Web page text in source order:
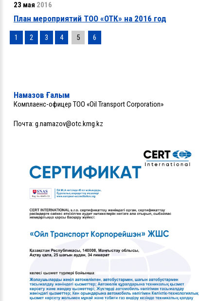
23 мая 2016
План мероприятий ТОО «ОТК» на 2016 год
1 2 3 4 5 6
Намазов Ғалым
Комплаенс-офицер ТОО «Oil Transport Corporation»
Почта: g.namazov@otc.kmg.kz